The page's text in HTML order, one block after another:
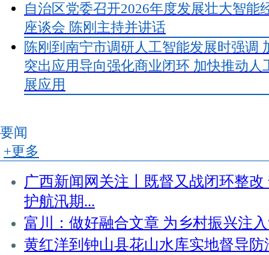
自治区党委召开2026年度发展壮大智能
座谈会 陈刚主持并讲话
陈刚到南宁市调研人工智能发展时强调
突出应用导向强化商业闭环 加快推动人
展应用
要闻
+更多
广西新闻网关注丨既督又战闭环整改
护航汛期...
富川：做好融合文章 为乡村振兴注
黄红洋到钟山县花山水库实地督导防